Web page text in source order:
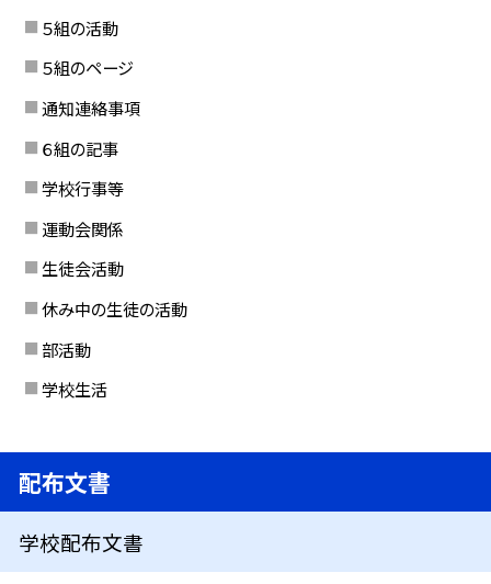
５組の活動
５組のページ
通知連絡事項
６組の記事
学校行事等
運動会関係
生徒会活動
休み中の生徒の活動
部活動
学校生活
配布文書
学校配布文書